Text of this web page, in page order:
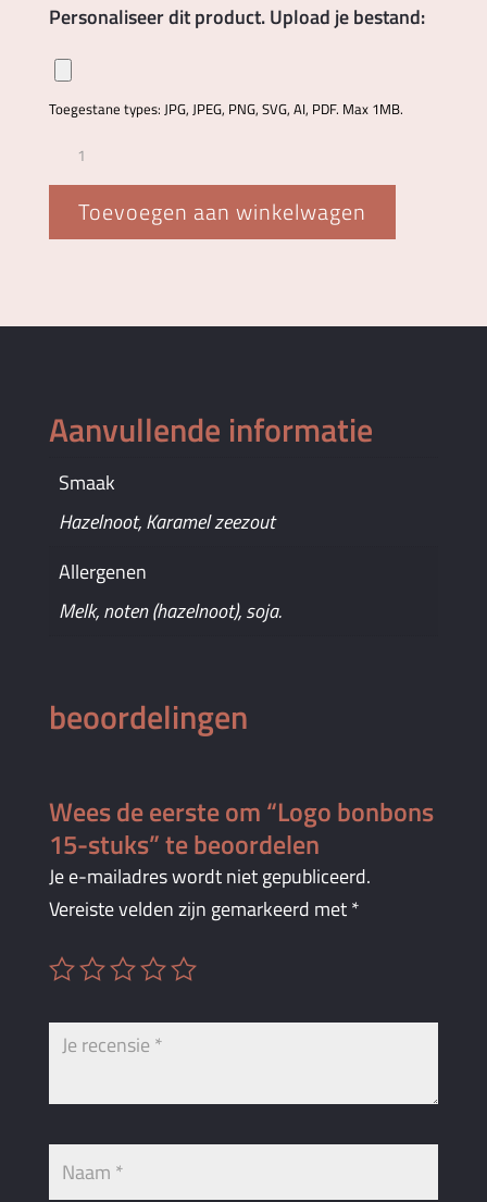
Personaliseer dit product. Upload je bestand:
Toegestane types: JPG, JPEG, PNG, SVG, AI, PDF. Max 1MB.
stuks
Toevoegen aan winkelwagen
Aanvullende informatie
Smaak
Hazelnoot, Karamel zeezout
Allergenen
Melk, noten (hazelnoot), soja.
beoordelingen
Wees de eerste om “Logo bonbons
15-stuks” te beoordelen
Je e-mailadres wordt niet gepubliceerd.
Vereiste velden zijn gemarkeerd met*